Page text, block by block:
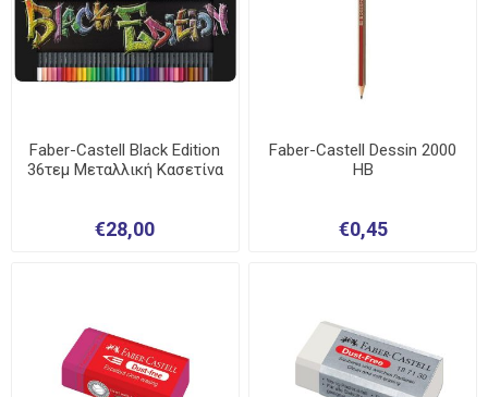
Faber-Castell Black Edition
36τεμ Μεταλλική Κασετίνα
€28,00
Faber-Castell Dessin 2000
HB
€0,45